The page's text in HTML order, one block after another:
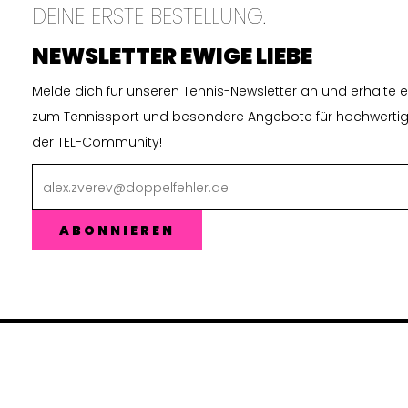
DEINE ERSTE BESTELLUNG.
NEWSLETTER EWIGE LIEBE
Melde dich für unseren Tennis-Newsletter an und erhalte
zum Tennissport und besondere Angebote für
der TEL-Community!